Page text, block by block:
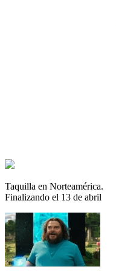
Taquilla en Norteamérica.
Finalizando el 13 de abril